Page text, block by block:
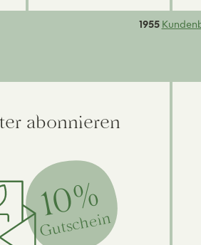
1955
abonnieren
10%
Gutschein